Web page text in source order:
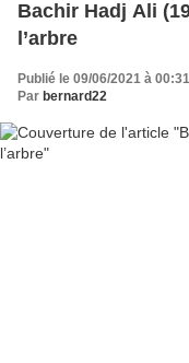
Bachir Hadj Ali
l’arbre
Publié le 09/06/2021 à 00:31
Par bernard22